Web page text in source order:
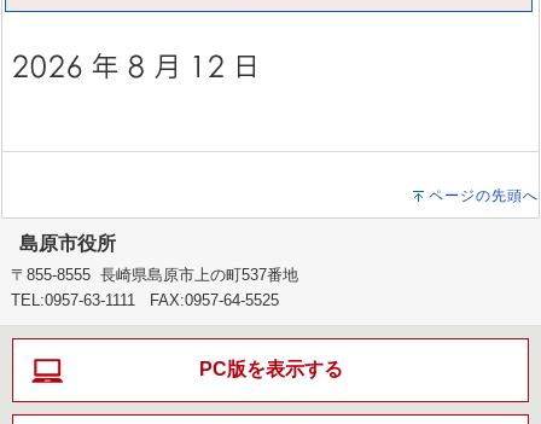
ページの先頭へ
島原市役所
〒855-8555 長崎県島原市上の町537番地
TEL:0957-63-1111 FAX:0957-64-5525
PC版を表示する